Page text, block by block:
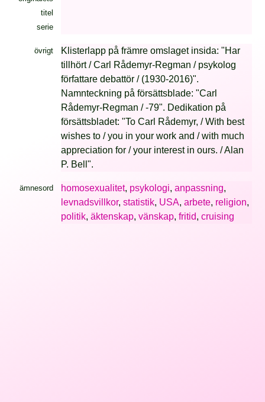
titel
serie
övrigt
Klisterlapp på främre omslaget insida: "Har
tillhört / Carl Rådemyr-Regman / psykolog
författare debattör / (1930-2016)".
Namnteckning på försättsblade: "Carl
Rådemyr-Regman / -79". Dedikation på
försättsbladet: "To Carl Rådemyr, / With best
wishes to / you in your work and / with much
appreciation for / your interest in ours. / Alan
P. Bell".
ämnesord homosexualitet, psykologi, anpassning,
levnadsvillkor, statistik, USA, arbete, religion,
politik, äktenskap, vänskap, fritid, cruising